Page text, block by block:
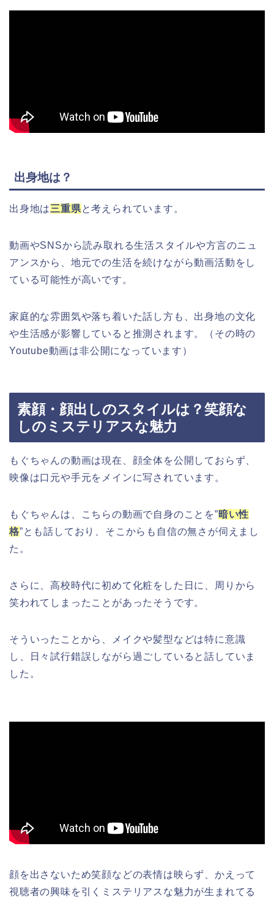
出身地は？
出身地は三重県と考えられています。
動画やSNSから読み取れる生活スタイルや方言のニュ
アンスから、地元での生活を続けながら動画活動をし
ている可能性が高いです。
家庭的な雰囲気や落ち着いた話し方も、出身地の文化
や生活感が影響していると推測されます。（その時の
Youtube動画は非公開になっています）
素顔・顔出しのスタイルは？笑顔な
しのミステリアスな魅力
もぐちゃんの動画は現在、顔全体を公開しておらず、
映像は口元や手元をメインに写されています。
もぐちゃんは、こちらの動画で自身のことを”暗い性
格”とも話しており、そこからも自信の無さが伺えまし
た。
さらに、高校時代に初めて化粧をした日に、周りから
笑われてしまったことがあったそうです。
そういったことから、メイクや髪型などは特に意識
し、日々試行錯誤しながら過ごしていると話していま
した。
顔を出さないため笑顔などの表情は映らず、かえって
視聴者の興味を引くミステリアスな魅力が生まれてる